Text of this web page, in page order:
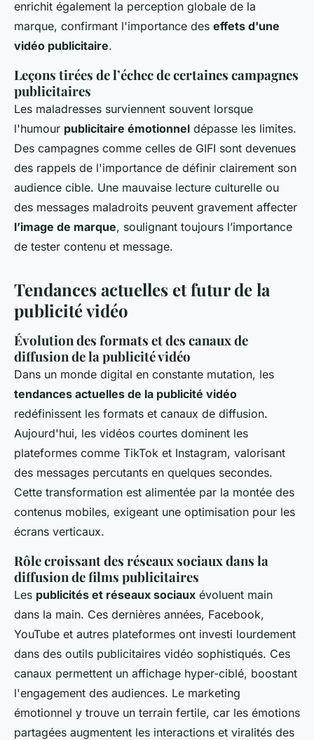
enrichit également la perception globale de la
marque, confirmant l'importance des effets d'une
vidéo publicitaire.
Leçons tirées de l’échec de certaines campagnes
publicitaires
Les maladresses surviennent souvent lorsque
l'humour publicitaire émotionnel dépasse les limites.
Des campagnes comme celles de GIFI sont devenues
des rappels de l'importance de définir clairement son
audience cible. Une mauvaise lecture culturelle ou
des messages maladroits peuvent gravement affecter
l’image de marque, soulignant toujours l’importance
de tester contenu et message.
Tendances actuelles et futur de la
publicité vidéo
Évolution des formats et des canaux de
diffusion de la publicité vidéo
Dans un monde digital en constante mutation, les
tendances actuelles de la publicité vidéo
redéfinissent les formats et canaux de diffusion.
Aujourd'hui, les vidéos courtes dominent les
plateformes comme TikTok et Instagram, valorisant
des messages percutants en quelques secondes.
Cette transformation est alimentée par la montée des
contenus mobiles, exigeant une optimisation pour les
écrans verticaux.
Rôle croissant des réseaux sociaux dans la
diffusion de films publicitaires
Les publicités et réseaux sociaux évoluent main
dans la main. Ces dernières années, Facebook,
YouTube et autres plateformes ont investi lourdement
dans des outils publicitaires vidéo sophistiqués. Ces
canaux permettent un affichage hyper-ciblé, boostant
l'engagement des audiences. Le marketing
émotionnel y trouve un terrain fertile, car les émotions
partagées augmentent les interactions et viralités des